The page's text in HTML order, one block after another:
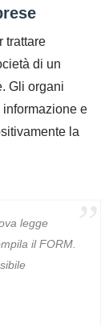
trattare
di un
Gli organi
e
la
legge
il FORM.